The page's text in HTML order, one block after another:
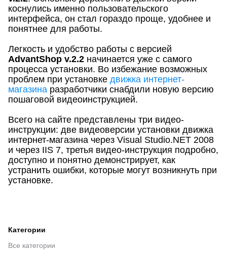
Категории
Все категории
коснулись именно пользовательского
интерфейса, он стал гораздо проще, удобнее и
понятнее для работы.
Легкость и удобство работы с версией
AdvantShop v.2.2 начинается уже с самого
процесса установки. Во избежание возможных
проблем при установке движка интернет-
магазина разработчики снабдили новую версию
пошаговой видеоинструкцией.
Всего на сайте представлены три видео-
инструкции: две видеоверсии установки движка
интернет-магазина через Visual Studio.NET 2008
и через IIS 7, третья видео-инструкция подробно,
доступно и понятно демонстрирует, как
устранить ошибки, которые могут возникнуть при
установке.